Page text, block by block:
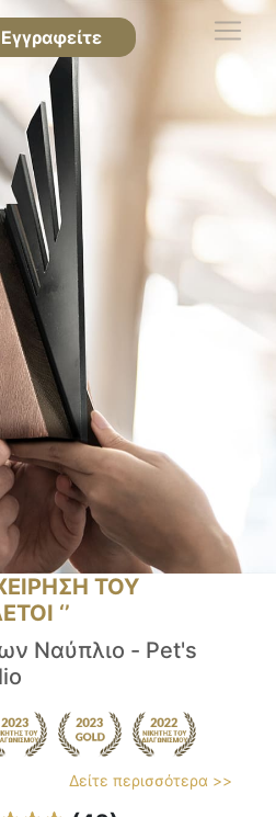
Εγγραφείτε
ΤΟΥ
‘’
Ναύπλιο - Pet's
Δείτε περισσότερα >>